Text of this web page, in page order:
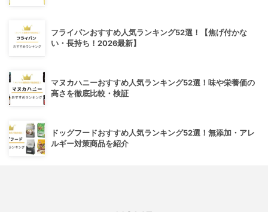
フライパンおすすめ人気ランキング52選！【焦げ付かな
い・長持ち！2026最新】
マヌカハニーおすすめ人気ランキング52選！味や栄養価の
高さを徹底比較・検証
ドッグフードおすすめ人気ランキング52選！無添加・アレ
ルギー対策商品を紹介